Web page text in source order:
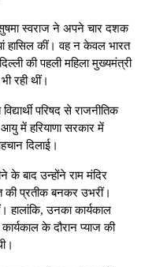
स्वराज ने अपने चार दशक
हासिल कीं। वह न केवल भारत
की पहली महिला मुख्यमंत्री
रही थीं।
परिषद से राजनीतिक
में हरियाणा सरकार में
दिलाई।
के बाद उन्होंने राम मंदिर
की प्रतीक बनकर उभरीं।
हालांकि, उनका कार्यकाल
के दौरान प्याज की